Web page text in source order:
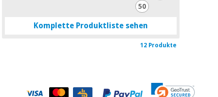
50
Komplette Produktliste sehen
12 Produkte